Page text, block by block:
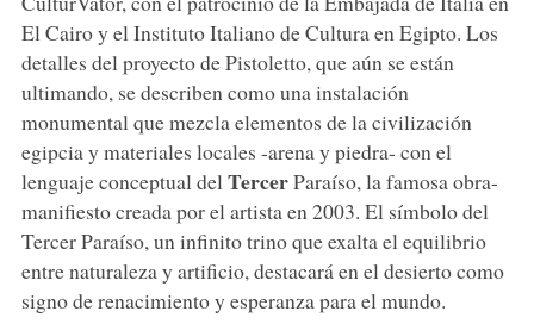
El Cairo y el Instituto Italiano de Cultura en Egipto. Los
detalles del proyecto de Pistoletto, que aún se están
ultimando, se describen como una instalación
monumental que mezcla elementos de la civilización
egipcia y materiales locales -arena y piedra- con el
lenguaje conceptual del TercerParaíso, la famosa obra-
manifiesto creada por el artista en 2003. El símbolo del
Tercer Paraíso, un infinito trino que exalta el equilibrio
entre naturaleza y artificio, destacará en el desierto como
signo de renacimiento y esperanza para el mundo.